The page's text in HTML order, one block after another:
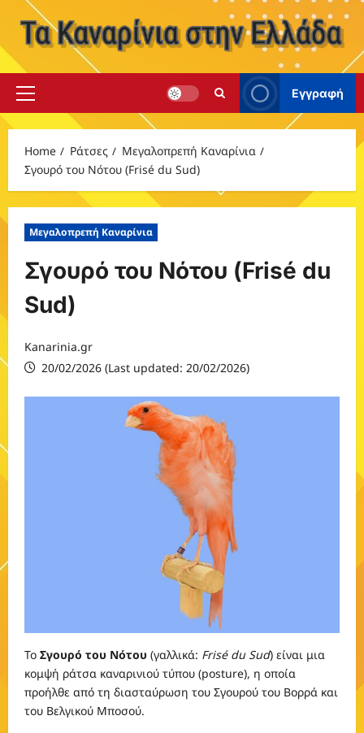
content
Primary
Εγγραφή
Home Ράτσες
Μεγαλοπρεπή Καναρίνια
Σγουρό του Νότου (Frisé du Sud)
Μεγαλοπρεπή Καναρίνια
Σγουρό του Νότου (Frisé du
Sud)
Kanarinia.gr
20/02/2026 (Last updated: 20/02/2026)
Το Σγουρό του Νότου (γαλλικά: Frisé du Sud) είναι μια
κομψή ράτσα καναρινιού τύπου (posture), η οποία
προήλθε από τη διασταύρωση του Σγουρού του Βορρά και
του Βελγικού Μποσού.